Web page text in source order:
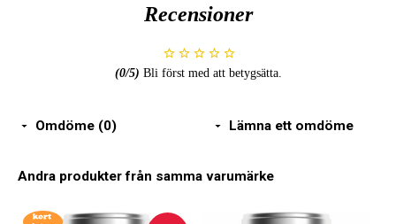
Recensioner
(0/5) Bli först med att betygsätta.
Omdöme (0) Lämna ett omdöme
Andra produkter från samma varumärke